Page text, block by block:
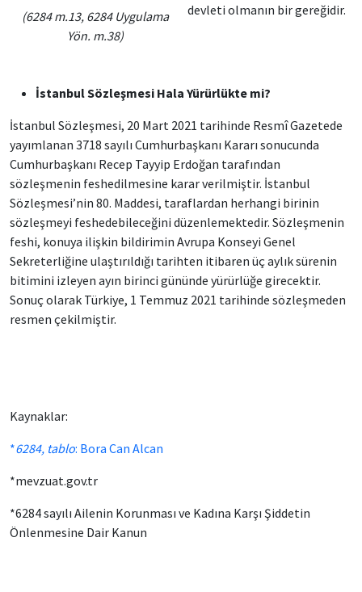
(6284 m.13, 6284 Uygulama
Yön. m.38)
devleti olmanın bir gereğidir.
İstanbul Sözleşmesi Hala Yürürlükte mi?
İstanbul Sözleşmesi, 20 Mart 2021 tarihinde Resmî Gazetede
yayımlanan 3718 sayılı Cumhurbaşkanı Kararı sonucunda
Cumhurbaşkanı Recep Tayyip Erdoğan tarafından
sözleşmenin feshedilmesine karar verilmiştir. İstanbul
Sözleşmesi’nin 80. Maddesi, taraflardan herhangi birinin
sözleşmeyi feshedebileceğini düzenlemektedir. Sözleşmenin
feshi, konuya ilişkin bildirimin Avrupa Konseyi Genel
Sekreterliğine ulaştırıldığı tarihten itibaren üç aylık sürenin
bitimini izleyen ayın birinci gününde yürürlüğe girecektir.
Sonuç olarak Türkiye, 1 Temmuz 2021 tarihinde sözleşmeden
resmen çekilmiştir.
Kaynaklar:
*6284, tablo: Bora Can Alcan
*mevzuat.gov.tr
*6284 sayılı Ailenin Korunması ve Kadına Karşı Şiddetin
Önlenmesine Dair Kanun